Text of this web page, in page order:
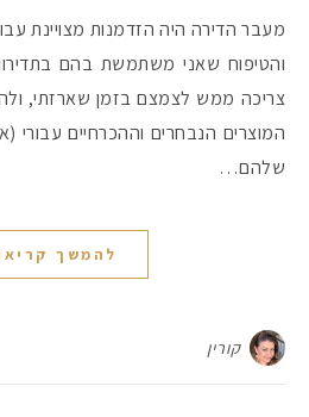
מעבר הדירה היה הזדמנות מצויינת עבורי לבחון מהם מוצרי האיפור
והטיפוח שאני משתמשת בהם
צריכה ממש לצמצם בזמן שארזתי,
המוצרים הנבחרים וההכרחיים עבורי
שלהם…
להמשך
קורין